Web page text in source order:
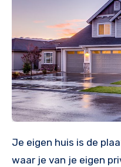
Je eigen huis is de plaats waar je je veilig voelt en
waar je van je eigen